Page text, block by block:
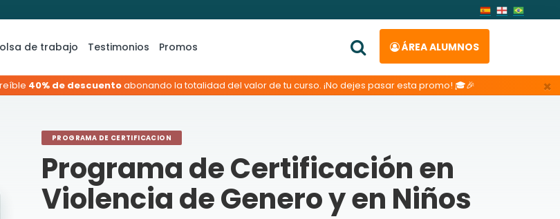
de trabajo Testimonios Promos ÁREA ALUMNOS
×
40% de descuentoabonando la totalidad del valor de tu curso. ¡No dejes pasar esta promo! 🎓🎉
PROGRAMA DE CERTIFICACION
Programa de Certificación en
Violencia de Genero y en Niños